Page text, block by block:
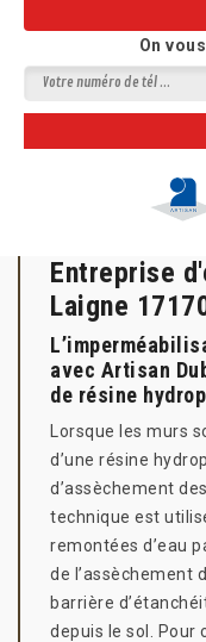
On
Entreprise
Laigne
avec Artisan
de résine
Lorsque les murs
d’une résine
d’assèchement
technique est
remontées d’eau
de l’assèchement
barrière
depuis le sol. Pour